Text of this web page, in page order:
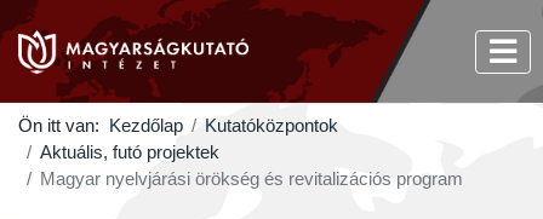
Ön itt van: Kezdőlap
Kutatóközpontok
Aktuális, futó projektek
Magyar nyelvjárási örökség és revitalizációs program